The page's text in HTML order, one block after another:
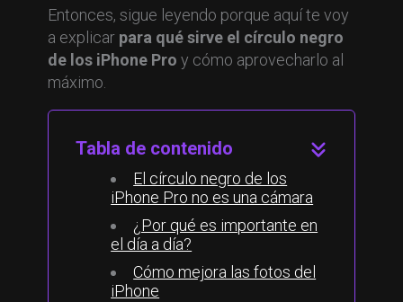
Entonces, sigue leyendo porque aquí te voy
a explicar para qué sirve el círculo negro
de los iPhone Pro y cómo aprovecharlo al
máximo.
Tabla de contenido
El círculo negro de los
iPhone Pro no es una cámara
¿Por qué es importante en
el día a día?
Cómo mejora las fotos del
iPhone